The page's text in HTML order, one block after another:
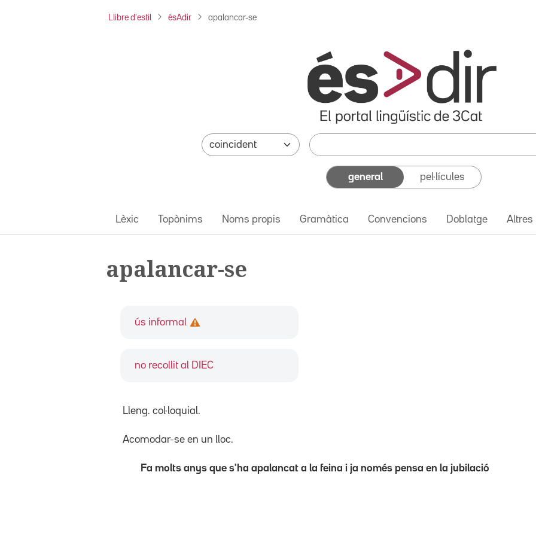
Llibre d'estil ésAdir apalancar-se
general pel·lícules
Lèxic Topònims Noms propis Gramàtica Convencions Doblatge Altres
apalancar-se
ús informal
no recollit al DIEC
Lleng. col·loquial.
Acomodar-se en un lloc.
Fa molts anys que s'ha apalancat a la feina i ja només pensa en la jubilació